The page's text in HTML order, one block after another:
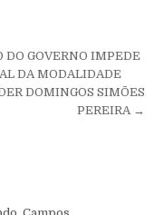
GOVERNO IMPEDE
DA MODALIDADE
DOMINGOS SIMÕES
PEREIRA →